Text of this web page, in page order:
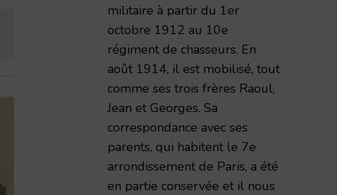
militaire à partir du 1er
octobre 1912 au 10e
régiment de chasseurs. En
août 1914, il est mobilisé, tout
comme ses trois frères Raoul,
Jean et Georges. Sa
correspondance avec ses
parents, qui habitent le 7e
arrondissement de Paris, a été
en partie conservée et il nous